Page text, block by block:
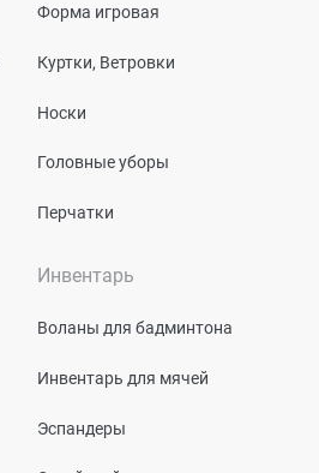
Форма игровая
Куртки, Ветровки
Носки
Головные уборы
Перчатки
Инвентарь
Воланы для бадминтона
Инвентарь для мячей
Эспандеры